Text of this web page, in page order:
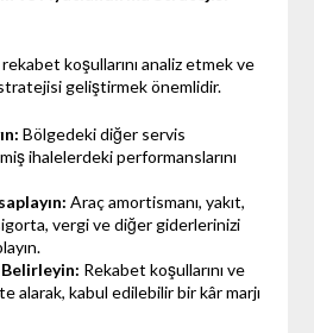
koşullarını analiz etmek ve
geliştirmek önemlidir.
Bölgedeki diğer servis
ihalelerdeki performanslarını
Araç amortismanı, yakıt,
vergi ve diğer giderlerinizi
Rekabet koşullarını ve
alarak, kabul edilebilir bir kâr marjı